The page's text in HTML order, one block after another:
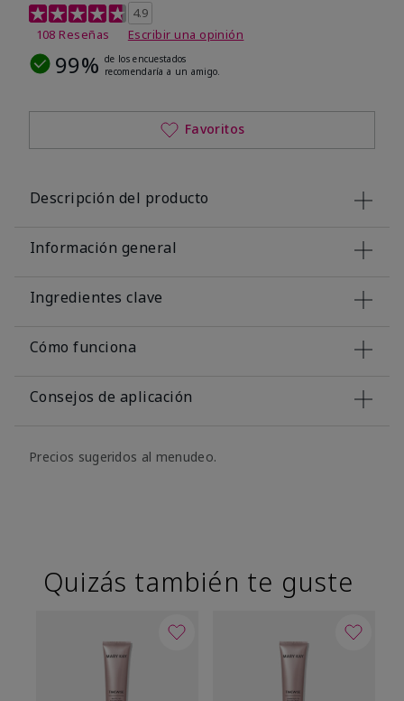
Calificación de clientes de 5 de 5
4.9
108 Reseñas
Escribir una opinión
99% de los encuestados
recomendaría a un amigo.
Favoritos
Descripción del producto
Información general
Ingredientes clave
Cómo funciona
Consejos de aplicación
Precios sugeridos al menudeo.
Quizás también te guste